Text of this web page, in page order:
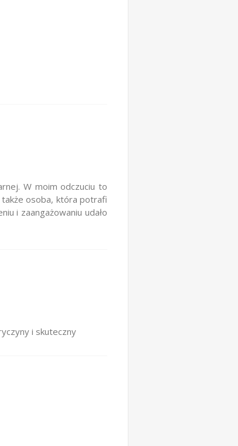
W moim odczuciu to
osoba, która potrafi
i zaangażowaniu udało
i skuteczny